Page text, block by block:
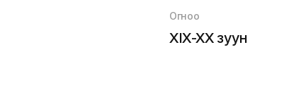
Огноо
XIX-XX зуун